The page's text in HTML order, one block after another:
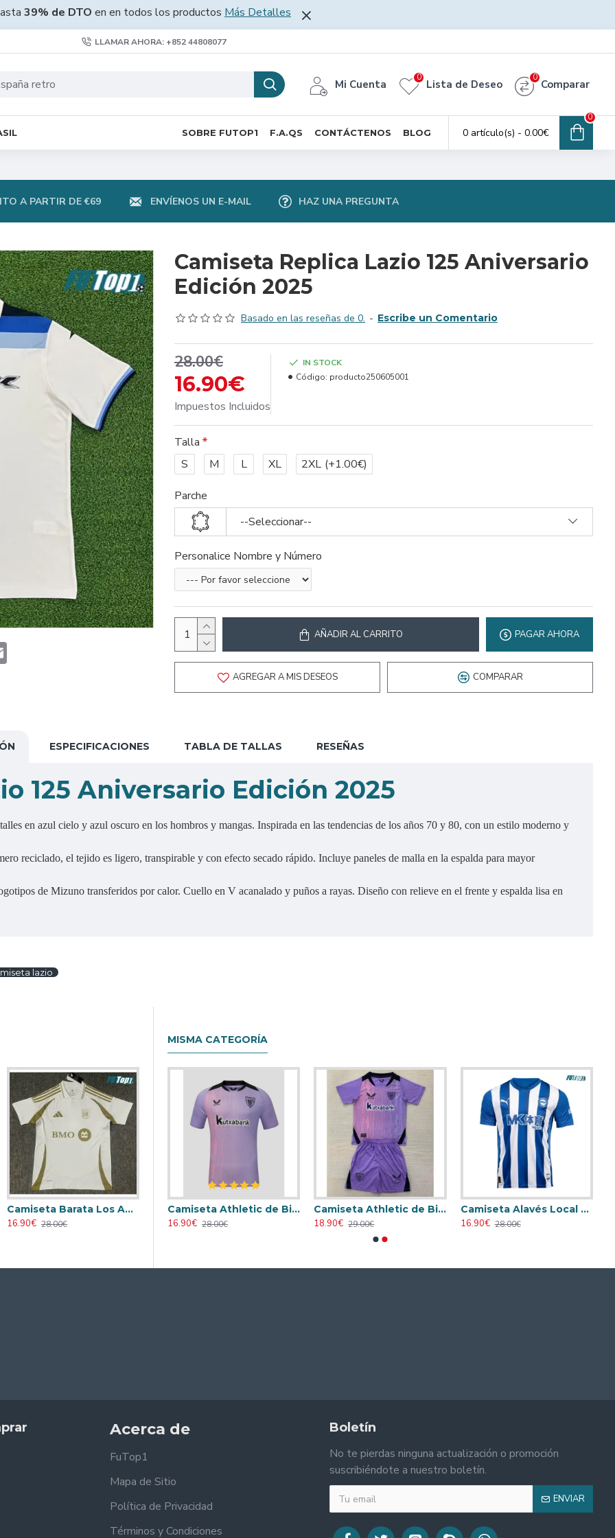
39% de DTO en en todos los productos Más Detalles
LLAMAR AHORA: +852 44808077
Mi Cuenta Lista de Deseo
0
Comparar
0
SOBRE FUTOP1 F.A.QS CONTÁCTENOS BLOG 0 artículo(s) - 0.00€
0
A PARTIR DE €69 ENVÍENOS UN E-MAIL HAZ UNA PREGUNTA
Email
Camiseta Replica Lazio 125 Aniversario
Edición 2025
Basado en las reseñas de 0. - Escribe un Comentario
16.90€
28.00€
Impuestos Incluidos
IN STOCK
Código: producto250605001
Talla
S
M L XL 2XL (+1.00€)
Parche
--Seleccionar--
Personalice Nombre y Número
AÑADIR AL CARRITO PAGAR AHORA
AGREGAR A MIS DESEOS COMPARAR
ESPECIFICACIONES TABLA DE TALLAS RESEÑAS
125 Aniversario Edición 2025
en azul cielo y azul oscuro en los hombros y mangas. Inspirada en las tendencias de los años 70 y 80, con un estilo moderno y
reciclado, el tejido es ligero, transpirable y con efecto secado rápido. Incluye paneles de malla en la espalda para mayor
de Mizuno transferidos por calor. Cuello en V acanalado y puños a rayas. Diseño con relieve en el frente y espalda lisa en
lazio
Camiseta Barata Los Angeles FC Visitante 2025/26
16.90€ 28.00€
MISMA CATEGORÍA
23.90€ 31.00€
Camiseta Athletic de Bilbao 2024/2025 Alternativo
16.90€ 28.00€
Camiseta Athletic de Bilbao 2024/2025 Alternativo Niño Kit
18.90€ 29.00€
Camiseta Alavés Local 2025/2026 Azul/Blanco con Parche La Liga
16.90€ 28.00€
Acerca de
FuTop1
Mapa de Sitio
Política de Privacidad
Términos y Condiciones
Boletín
No te pierdas ninguna actualización o promoción
suscribiéndote a nuestro boletín.
ENVIAR